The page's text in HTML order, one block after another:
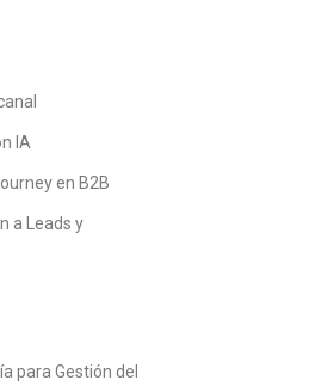
IA
en B2B
a Leads y
para Gestión del